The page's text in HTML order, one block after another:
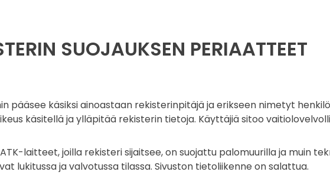
SUOJAUKSEN PERIAATTEET
pääsee käsiksi ainoastaan rekisterinpitäjä ja erikseen nimetyt
käsitellä ja ylläpitää rekisterin tietoja. Käyttäjiä sitoo
laitteet, joilla rekisteri sijaitsee, on suojattu palomuurilla ja muin
lukitussa ja valvotussa tilassa. Sivuston tietoliikenne on salattua.